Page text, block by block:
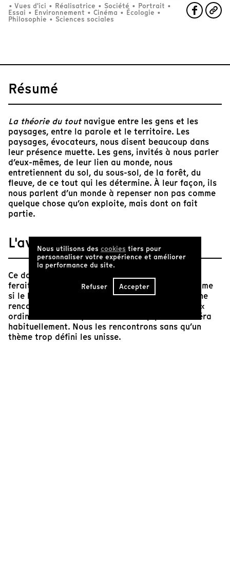
• Vues d'ici • Réalisatrice • Société • Portrait •
Essai • Environnement • Cinéma • Écologie •
Philosophie • Sciences sociales
Résumé
La théorie du toutnavigue entre les gens et les
paysages, entre la parole et le territoire. Les
paysages, évocateurs, nous disent beaucoup dans
leur présence muette. Les gens, invités à nous parler
d’eux-mêmes, de leur lien au monde, nous
entretiennent du sol, du sous-sol, de la forêt, du
fleuve, de ce tout qui les détermine. À leur façon, ils
nous parlent d’un monde à repenser non pas comme
quelque chose qu’on exploite, mais dont on fait
partie.
L'avis de Tënk
Ce documentaire ressemble à unroadtrip
ferait avec la cinéaste à travers le Québec. Comme
si le hasard l’avait menée d’un lieu à l’autre, d’une
rencontre à l’autre. On découvre ainsi des gens «
ordinaires » vers qui on tourne trop peu la caméra
habituellement. Nous les rencontrons sans qu’un
thème trop défini les unisse.
Nous utilisons des cookies tiers pour
personnaliser votre expérience et améliorer
la performance du site.
Refuser Accepter